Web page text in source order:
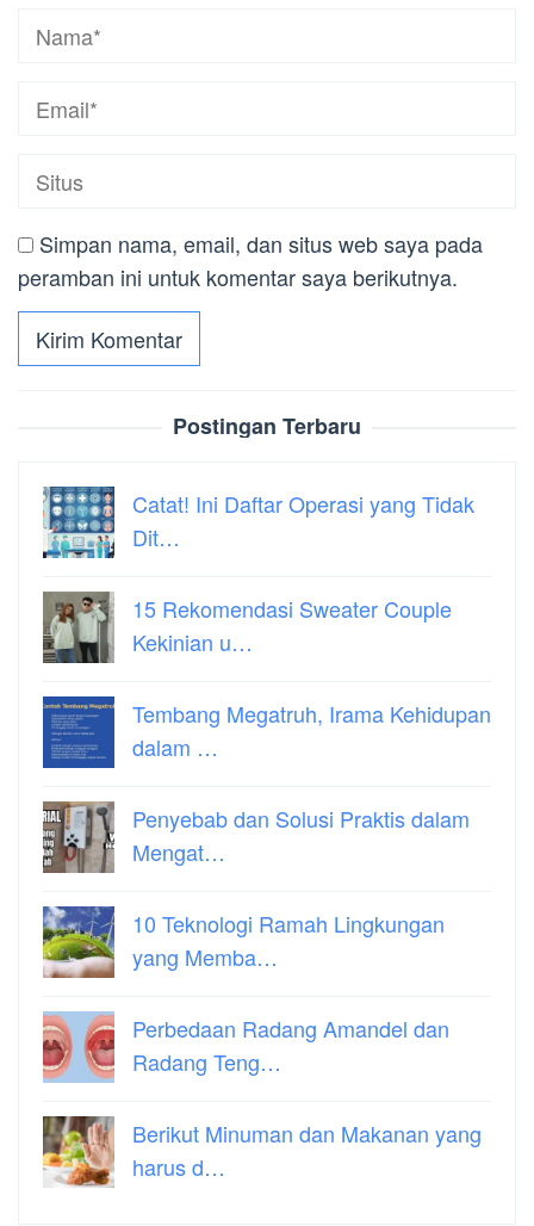
Simpan nama, email, dan situs web saya pada
peramban ini untuk komentar saya berikutnya.
Postingan Terbaru
Catat! Ini Daftar Operasi yang Tidak
Dit…
15 Rekomendasi Sweater Couple
Kekinian u…
Tembang Megatruh, Irama Kehidupan
dalam …
Penyebab dan Solusi Praktis dalam
Mengat…
10 Teknologi Ramah Lingkungan
yang Memba…
Perbedaan Radang Amandel dan
Radang Teng…
Berikut Minuman dan Makanan yang
harus d…